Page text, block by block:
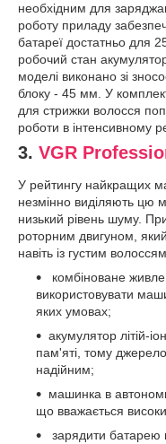
необхідним для
роботу приладу
батареї достатньо для
робочий стан
моделі виконано зі
блоку - 45 мм. У
для стрижки волосся
роботи в інтенсивному
3. VGR
У рейтингу найкращих
незмінно виділяють цю
низький рівень шуму.
роторним двигуном,
навіть із густим
комбіноване
використовувати
яких умовах;
акумулятор літій-
пам'яті, тому
надійним;
машинка в
що вважається
зарядити батарею